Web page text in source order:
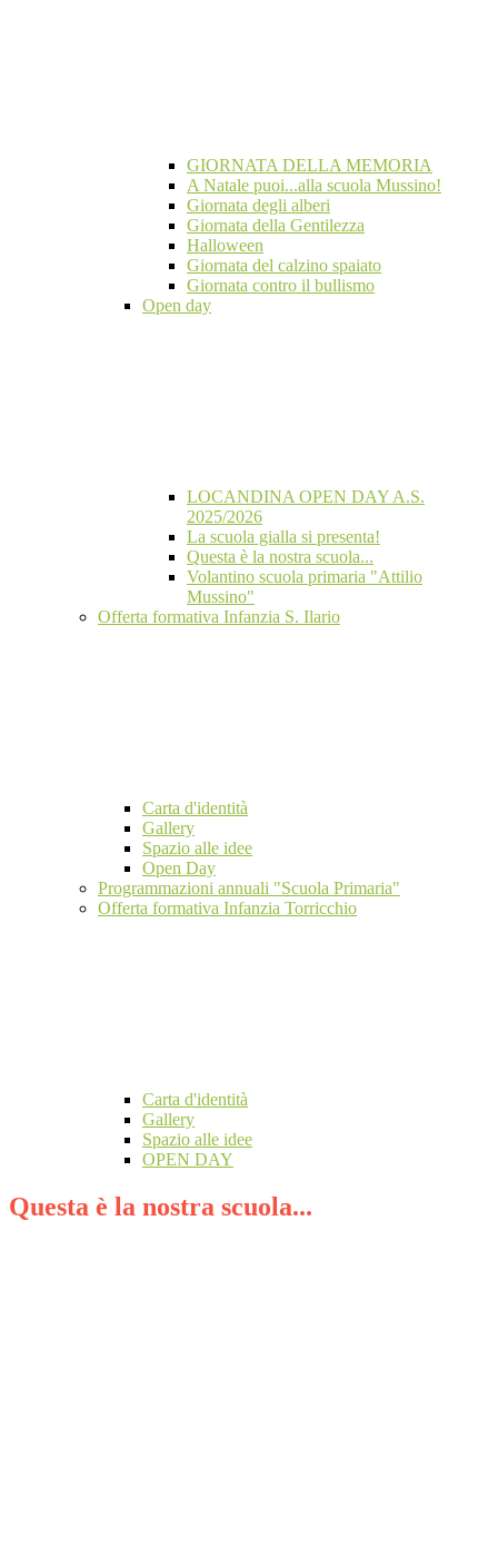
GIORNATA DELLA MEMORIA
A Natale puoi...alla scuola Mussino!
Giornata degli alberi
Giornata della Gentilezza
Halloween
Giornata del calzino spaiato
Giornata contro il bullismo
Open day
LOCANDINA OPEN DAY A.S.
2025/2026
La scuola gialla si presenta!
Questa è la nostra scuola...
Volantino scuola primaria "Attilio
Mussino"
Offerta formativa Infanzia S. Ilario
Carta d'identità
Gallery
Spazio alle idee
Open Day
Programmazioni annuali "Scuola Primaria"
Offerta formativa Infanzia Torricchio
Carta d'identità
Gallery
Spazio alle idee
OPEN DAY
Questa è la nostra scuola...